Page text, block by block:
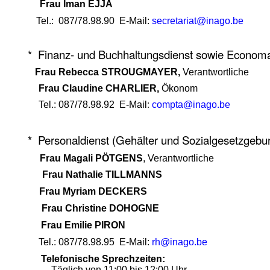
Frau Iman EJJA
Tel.: 087/78.98.90 E-Mail : secretariat@inago.be
* Finanz- und Buchhaltungsdienst sowie
Frau Rebecca STROUGMAYER, Verantwortliche
Frau Claudine CHARLIER, Ökonom
Tel.: 087/78.98.92 E-Mail : compta@inago.be
* Personaldienst (Gehälter und
Frau Magali PÖTGENS, Verantwortliche
Frau Nathalie TILLMANNS
Frau Myriam DECKERS
Frau Christine DOHOGNE
Frau Emilie PIRON
Tel.: 087/78.98.95 E-Mail: rh@inago.be
Telefonische Sprechzeiten: